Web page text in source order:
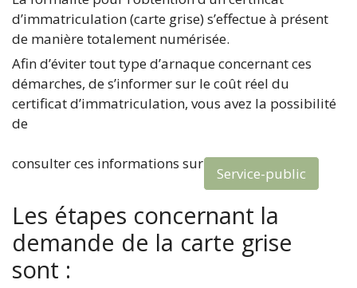
d’immatriculation (carte grise) s’effectue à présent
de manière totalement numérisée.
Afin d’éviter tout type d’arnaque concernant ces
démarches, de s’informer sur le coût réel du
certificat d’immatriculation, vous avez la possibilité
de
consulter ces informations sur
Service-public
Les étapes concernant la
demande de la carte grise
sont :